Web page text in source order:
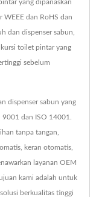
yang dipanaskan
WEEE dan RoHS dan
dan dispenser sabun,
toilet pintar yang
sebelum
dispenser sabun yang
9001 dan ISO 14001.
tanpa tangan,
keran otomatis,
layanan OEM
kami adalah untuk
berkualitas tinggi